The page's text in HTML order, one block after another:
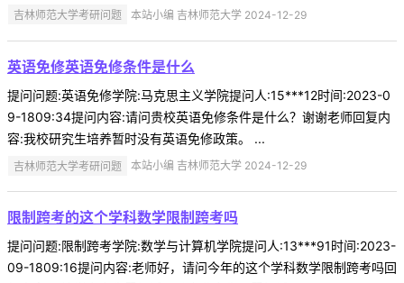
吉林师范大学考研问题 本站小编 吉林师范大学 2024-12-29
英语免修英语免修条件是什么
提问问题:英语免修学院:马克思主义学院提问人:15***12时间:2023-0
9-1809:34提问内容:请问贵校英语免修条件是什么？谢谢老师回复内
容:我校研究生培养暂时没有英语免修政策。 ...
吉林师范大学考研问题 本站小编 吉林师范大学 2024-12-29
限制跨考的这个学科数学限制跨考吗
提问问题:限制跨考学院:数学与计算机学院提问人:13***91时间:2023-
09-1809:16提问内容:老师好，请问今年的这个学科数学限制跨考吗回